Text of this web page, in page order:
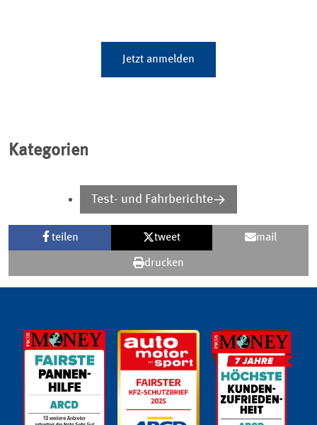
Jetzt anmelden
Kategorien
Test- und Fahrberichte
teilen tweet mail
drucken